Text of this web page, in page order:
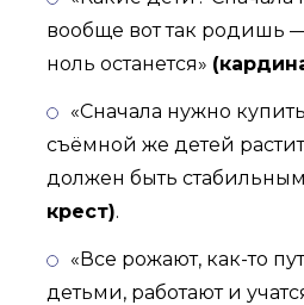
вообще вот так родишь
ноль останется»
«Сначала нужно
съёмной же детей
должен быть
крест).
«Все рожают, как-то
детьми, работают и